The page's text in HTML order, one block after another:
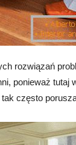
rozwiązań
ponieważ tutaj
często